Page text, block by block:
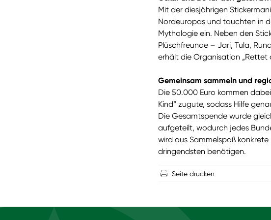
Mit der diesjährigen
Nordeuropas und tauchten in
Mythologie ein. Neben den
Plüschfreunde – Jari, Tula,
erhält die Organisation „Rettet
Gemeinsam sammeln und
Die 50.000 Euro kommen
Kind“ zugute, sodass Hilfe
Die Gesamtspende wurde
aufgeteilt, wodurch jedes
wird aus Sammelspaß
dringendsten benötigen.
Seite drucken